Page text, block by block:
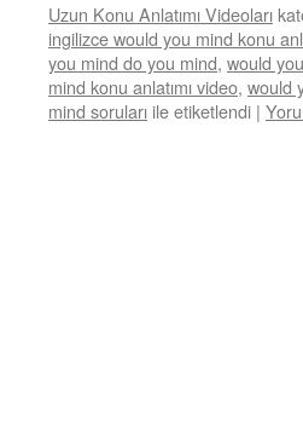
Uzun Konu Anlatımı Videoları
ingilizce would you mind konu
you mind do you mind, would
mind konu anlatımı video, would
mind soruları ile etiketlendi |